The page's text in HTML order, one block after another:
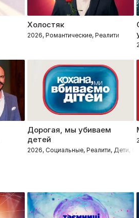
Холостяк
2026, Романтические, Реалити
Дорогая, мы убиваем
детей
2026, Социальные, Реалити, Дети,